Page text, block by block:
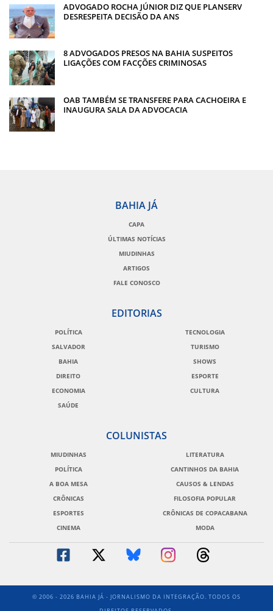
ADVOGADO ROCHA JÚNIOR DIZ QUE PLANSERV
DESRESPEITA DECISÃO DA ANS
8 ADVOGADOS PRESOS NA BAHIA SUSPEITOS
LIGAÇÕES COM FACÇÕES CRIMINOSAS
OAB TAMBÉM SE TRANSFERE PARA CACHOEIRA E
INAUGURA SALA DA ADVOCACIA
BAHIA JÁ
CAPA
ÚLTIMAS NOTÍCIAS
MIUDINHAS
ARTIGOS
FALE CONOSCO
EDITORIAS
POLÍTICA
SALVADOR
BAHIA
DIREITO
ECONOMIA
SAÚDE
TECNOLOGIA
TURISMO
SHOWS
ESPORTE
CULTURA
COLUNISTAS
MIUDINHAS
POLÍTICA
A BOA MESA
CRÔNICAS
ESPORTES
CINEMA
LITERATURA
CANTINHOS DA BAHIA
CAUSOS & LENDAS
FILOSOFIA POPULAR
CRÔNICAS DE COPACABANA
MODA
© 2006 - 2026 BAHIA JÁ - JORNALISMO DA INTEGRAÇÃO. TODOS OS